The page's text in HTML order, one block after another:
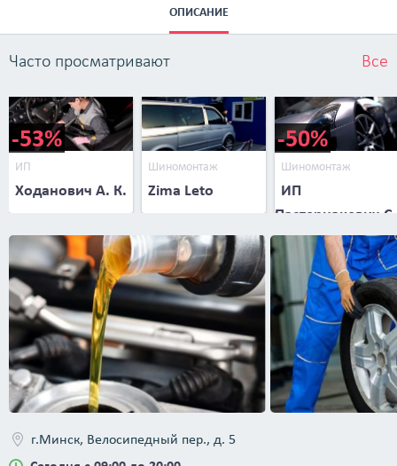
ОПИСАНИЕ
Часто просматривают Все
-53%
ИП
Ходанович А. К.
Шиномонтаж
Zima Leto
-50%
Шиномонтаж
ИП
Пастернакевич С.
В.
г.Минск, Велосипедный пер., д. 5